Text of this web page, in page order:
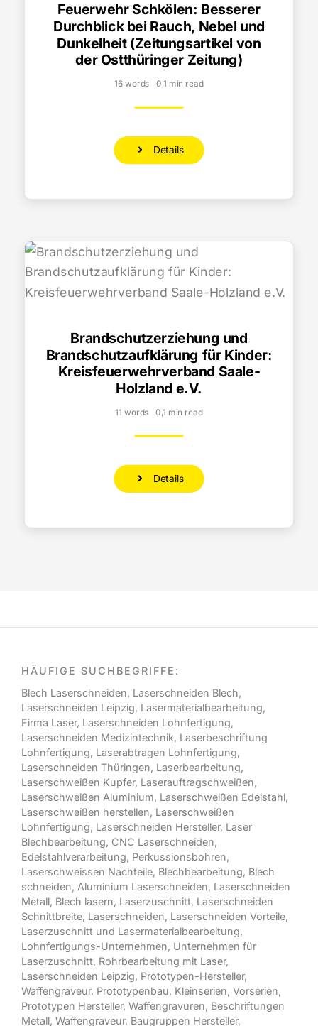
Feuerwehr Schkölen: Besserer
Durchblick bei Rauch, Nebel und
Dunkelheit (Zeitungsartikel von
der Ostthüringer Zeitung)
16 words 0,1 min read
Details
Brandschutzerziehung und
Brandschutzaufklärung für Kinder:
Kreisfeuerwehrverband Saale-
Holzland e.V.
11 words 0,1 min read
Details
HÄUFIGE SUCHBEGRIFFE:
Blech Laserschneiden, Laserschneiden Blech,
Laserschneiden Leipzig, Lasermaterialbearbeitung,
Firma Laser, Laserschneiden Lohnfertigung,
Laserschneiden Medizintechnik, Laserbeschriftung
Lohnfertigung, Laserabtragen Lohnfertigung,
Laserschneiden Thüringen, Laserbearbeitung,
Laserschweißen Kupfer, Laserauftragschweißen,
Laserschweißen Aluminium, Laserschweißen Edelstahl,
Laserschweißen herstellen, Laserschweißen
Lohnfertigung, Laserschneiden Hersteller, Laser
Blechbearbeitung, CNC Laserschneiden,
Edelstahlverarbeitung, Perkussionsbohren,
Laserschweissen Nachteile, Blechbearbeitung, Blech
schneiden, Aluminium Laserschneiden, Laserschneiden
Metall, Blech lasern, Laserzuschnitt, Laserschneiden
Schnittbreite, Laserschneiden, Laserschneiden Vorteile,
Laserzuschnitt und Lasermaterialbearbeitung,
Lohnfertigungs-Unternehmen, Unternehmen für
Laserzuschnitt, Rohrbearbeitung mit Laser,
Laserschneiden Leipzig, Prototypen-Hersteller,
Waffengraveur, Prototypenbau, Kleinserien, Vorserien,
Prototypen Hersteller, Waffengravuren, Beschriftungen
Metall, Waffengraveur, Baugruppen Hersteller,